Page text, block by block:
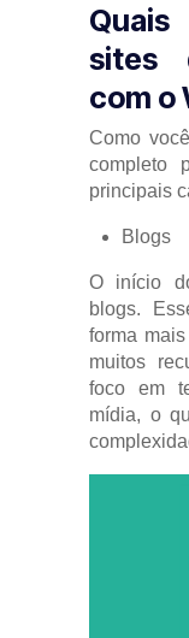
sites
com o
Como
completo
principais
Blogs
O início
blogs.
forma
muitos
foco em
mídia, o